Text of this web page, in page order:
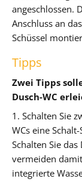
angeschlossen.
Anschluss an
Schüssel
Tipps
Zwei Tipps
Dusch-WC
1. Schalten Sie
WCs eine
Schalten Sie
vermeiden
integrierte